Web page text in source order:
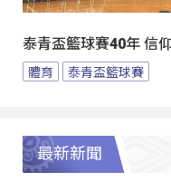
泰青盃籃球賽40年 信
體育 泰青盃籃球賽
最新新聞